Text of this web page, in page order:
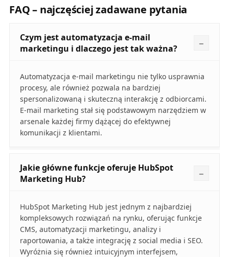
FAQ – najczęściej zadawane pytania
Czym jest automatyzacja e-mail
marketingu i dlaczego jest tak ważna?
Automatyzacja e-mail marketingu nie tylko usprawnia
procesy, ale również pozwala na bardziej
spersonalizowaną i skuteczną interakcję z odbiorcami.
E-mail marketing stał się podstawowym narzędziem w
arsenale każdej firmy dążącej do efektywnej
komunikacji z klientami.
Jakie główne funkcje oferuje HubSpot
Marketing Hub?
HubSpot Marketing Hub jest jednym z najbardziej
kompleksowych rozwiązań na rynku, oferując funkcje
CMS, automatyzacji marketingu, analizy i
raportowania, a także integrację z social media i SEO.
Wyróżnia się również intuicyjnym interfejsem,